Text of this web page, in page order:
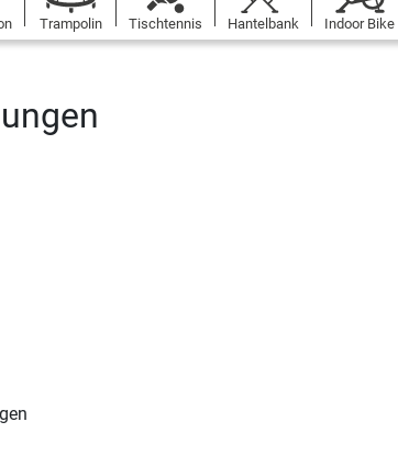
Trampolin Tischtennis Hantelbank Indoor Bike